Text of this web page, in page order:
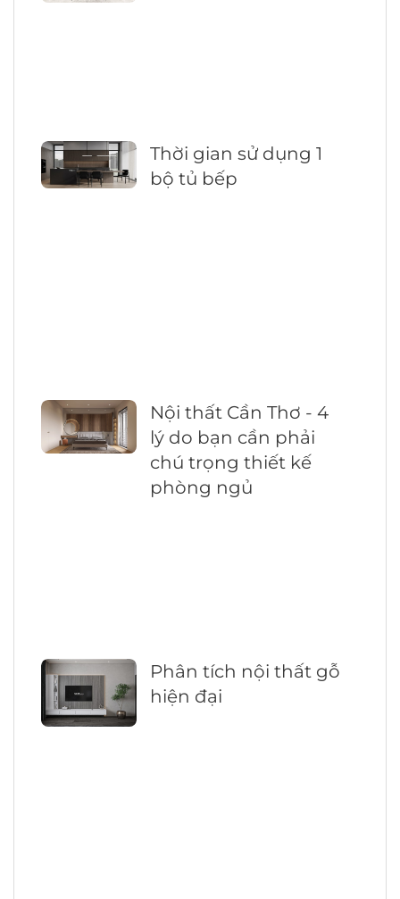
Thời gian sử dụng 1
bộ tủ bếp
Nội thất Cần Thơ - 4
lý do bạn cần phải
chú trọng thiết kế
phòng ngủ
Phân tích nội thất gỗ
hiện đại